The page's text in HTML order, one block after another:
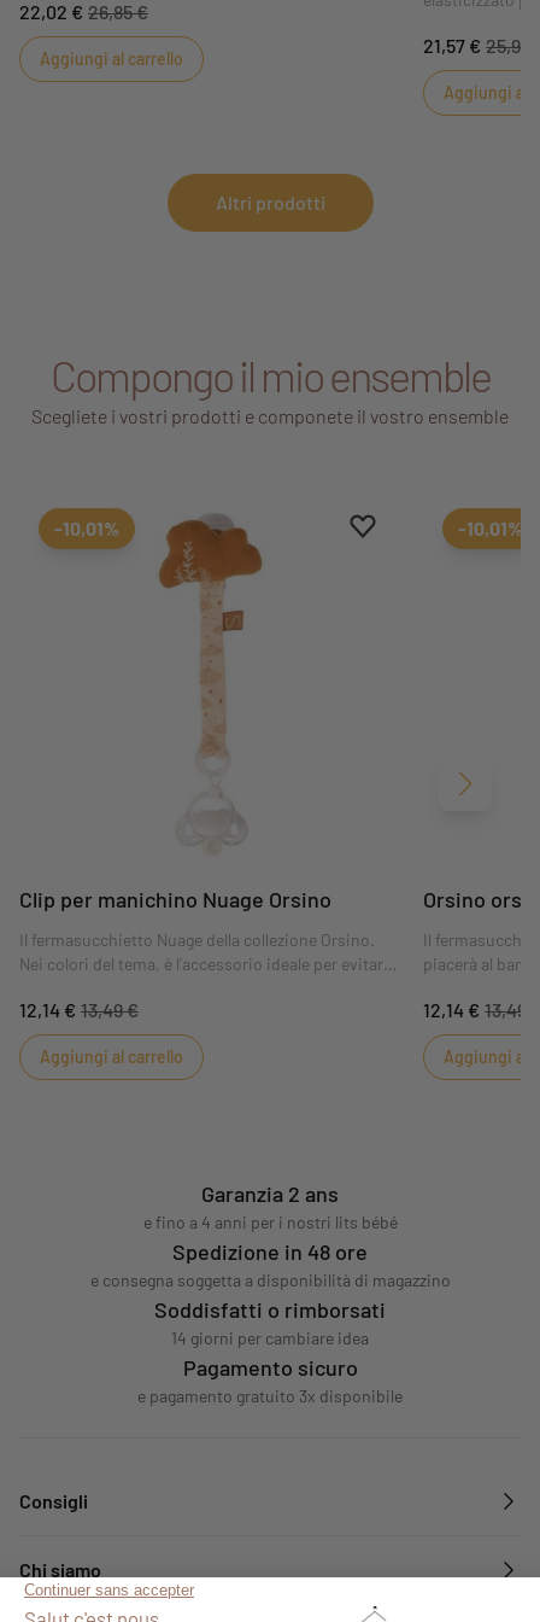
attaccata alle sbarre del lettino o al montante del
passeggino per cullare il bambino con la sua dolce
musica.
22,02 € 26,85 €
Aggiungi al carrello
mantenere il
sempre pulita
21,57 € 25,99
Aggiungi al
Altri prodotti
Compongo il mio ensemble
Scegliete i vostri prodotti e componete il vostro ensemble
Aggiungi ai preferiti
Rimuovi dai preferiti
-10,01%
Clip per manichino Nuage Orsino
Il fermasucchietto Nuage della collezione Orsino.
Nei colori del tema, è l'accessorio ideale per evitare
dita, grazie al suo attacco appositamente studiato
per i neonati.
12,14 € 13,49 €
Aggiungi al carrello
-10,01%
Orsino
Il
piacerà al
bambino non
progettato
che si
12,14 € 13,49
Aggiungi al
Avanti
Garanzia 2 ans
e fino a 4 anni per i nostri lits bébé
Spedizione in 48 ore
e consegna soggetta a disponibilità di magazzino
Soddisfatti o rimborsati
14 giorni per cambiare idea
Pagamento sicuro
e pagamento gratuito 3x disponibile
Consigli
Chi siamo